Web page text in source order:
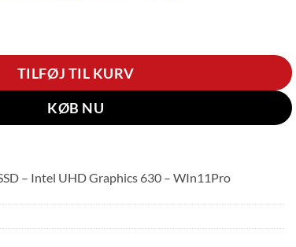
Tiny (Refurb) antal
TILFØJ TIL KURV
KØB NU
– Intel UHD Graphics 630 – WIn11Pro